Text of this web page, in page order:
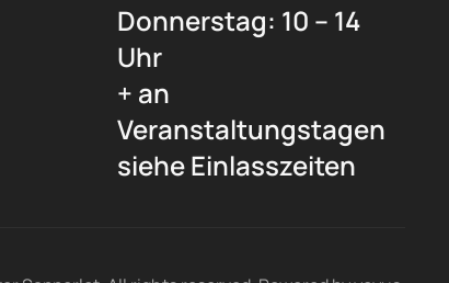
Donnerstag: 10 – 14
Uhr
+ an
Veranstaltungstagen
siehe Einlasszeiten